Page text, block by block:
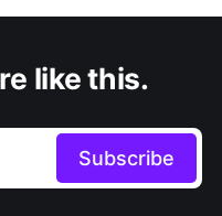
like this.
Subscribe